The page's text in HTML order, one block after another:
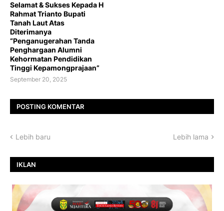
Selamat & Sukses Kepada H
Rahmat Trianto Bupati
Tanah Laut Atas
Diterimanya
“Penganugerahan Tanda
Penghargaan Alumni
Kehormatan Pendidikan
Tinggi Kepamongprajaan”
September 20, 2025
POSTING KOMENTAR
Lebih baru Lebih lama
IKLAN